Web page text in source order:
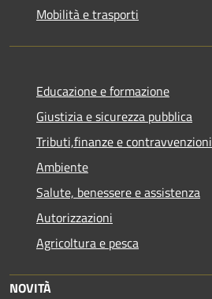
Mobilità e trasporti
Educazione e formazione
Giustizia e sicurezza pubblica
Tributi,finanze e contravvenzioni
Ambiente
Salute, benessere e assistenza
Autorizzazioni
Agricoltura e pesca
NOVITÀ